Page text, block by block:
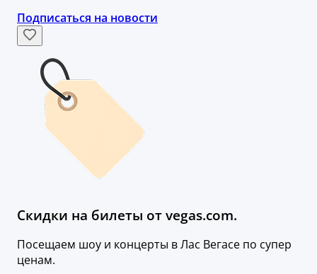
Подписаться на новости
Скидки на билеты от vegas.com.
Посещаем шоу и концерты в Лас Вегасе по супер
ценам.